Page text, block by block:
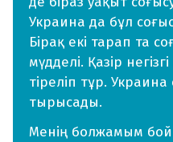
Украина да бұл
Бірақ екі тарап та
мүдделі. Қазір
тіреліп тұр.
тырысады.
Менің болжамым